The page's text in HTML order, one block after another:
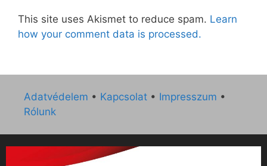
This site uses Akismet to reduce spam. Learn
how your comment data is processed.
Adatvédelem • Kapcsolat • Impresszum •
Rólunk